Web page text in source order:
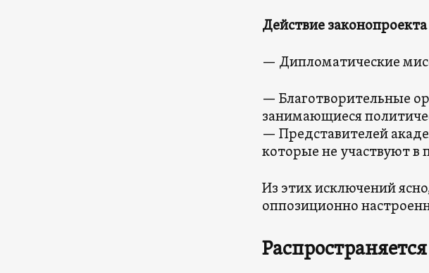
Действие
— Дипломатические
— Благотворительные
занимающиеся
— Представителей
которые не участвуют в
Из этих исключений
оппозиционно